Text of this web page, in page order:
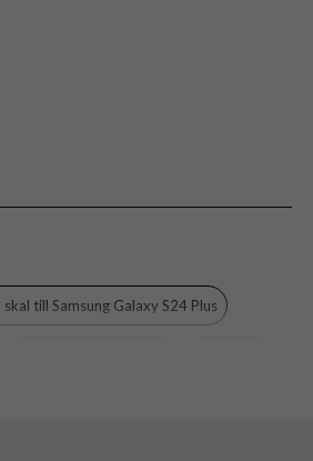
skal till Samsung Galaxy S24 Plus